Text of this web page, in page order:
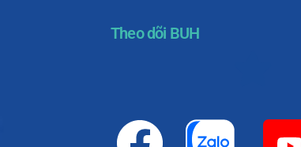
Theo dõi BUH